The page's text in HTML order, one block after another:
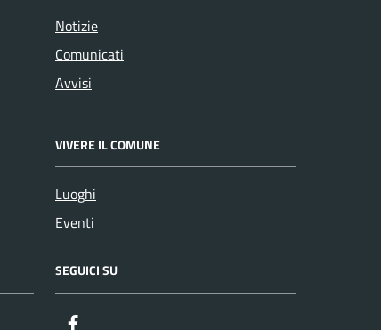
Notizie
Comunicati
Avvisi
VIVERE IL COMUNE
Luoghi
Eventi
SEGUICI SU